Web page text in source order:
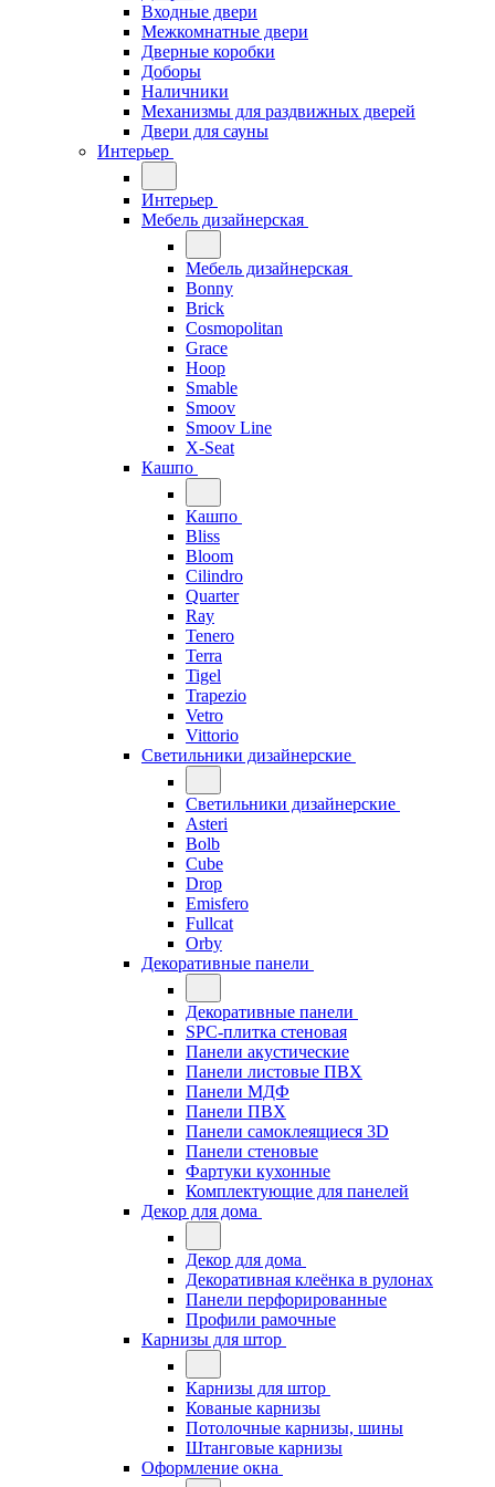
Входные двери
Межкомнатные двери
Дверные коробки
Доборы
Наличники
Механизмы для раздвижных дверей
Двери для сауны
Интерьер
Интерьер
Мебель дизайнерская
Мебель дизайнерская
Bonny
Brick
Cosmopolitan
Grace
Hoop
Smable
Smoov
Smoov Line
X-Seat
Кашпо
Кашпо
Bliss
Bloom
Cilindro
Quarter
Ray
Tenero
Terra
Tigel
Trapezio
Vetro
Vittorio
Светильники дизайнерские
Светильники дизайнерские
Asteri
Bolb
Cube
Drop
Emisfero
Fullcat
Orby
Декоративные панели
Декоративные панели
SPC-плитка стеновая
Панели акустические
Панели листовые ПВХ
Панели МДФ
Панели ПВХ
Панели самоклеящиеся 3D
Панели стеновые
Фартуки кухонные
Комплектующие для панелей
Декор для дома
Декор для дома
Декоративная клеёнка в рулонах
Панели перфорированные
Профили рамочные
Карнизы для штор
Карнизы для штор
Кованые карнизы
Потолочные карнизы, шины
Штанговые карнизы
Оформление окна